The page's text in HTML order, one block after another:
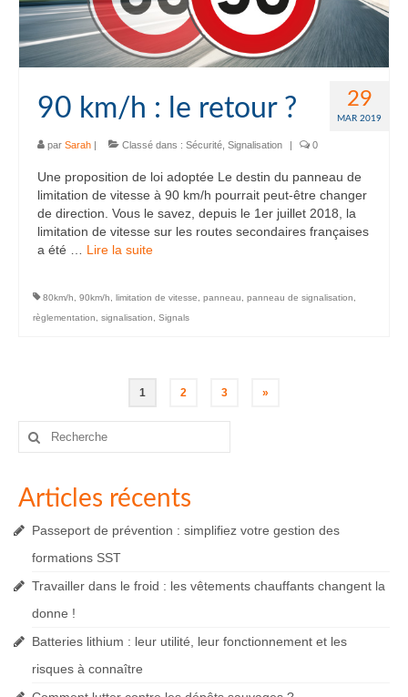
29
MAR 2019
90 km/h : le retour ?
par Sarah | Classé dans : Sécurité Signalisation | 0
Une proposition de loi adoptée Le destin du panneau de
limitation de vitesse à 90 km/h pourrait peut-être changer
de direction. Vous le savez, depuis le 1er juillet 2018, la
limitation de vitesse sur les routes secondaires françaises
a été … Lire la suite­­
80km/h 90km/h limitation de vitesse panneau panneau de signalisation
règlementation
signalisation Signals
Pagination
des
1 2 3 »
Rechercher
Articles récents
Passeport de prévention : simplifiez votre gestion des
formations SST
Travailler dans le froid : les vêtements chauffants changent la
donne !
Batteries lithium : leur utilité, leur fonctionnement et les
risques à connaître